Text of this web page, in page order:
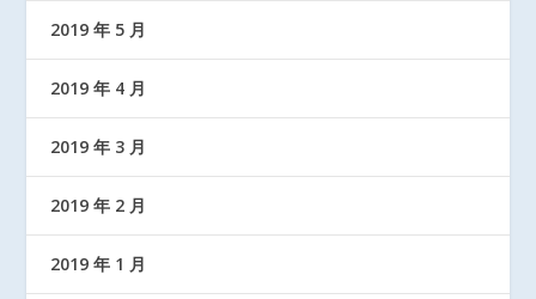
2019 年 5 月
2019 年 4 月
2019 年 3 月
2019 年 2 月
2019 年 1 月